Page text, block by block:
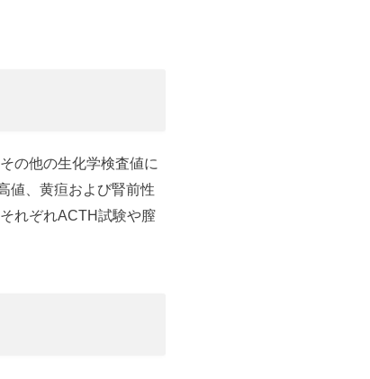
の他の生化学検査値に
値、黄疸および腎前性
れぞれACTH試験や膣